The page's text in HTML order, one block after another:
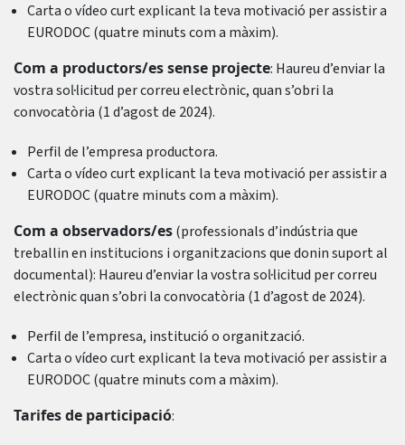
Carta o vídeo curt explicant la teva motivació per assistir a
EURODOC (quatre minuts com a màxim).
Com a productors/es sense projecte: Haureu d’enviar la
vostra sol·licitud per correu electrònic, quan s’obri la
convocatòria (1 d’agost de 2024).
Perfil de l’empresa productora.
Carta o vídeo curt explicant la teva motivació per assistir a
EURODOC (quatre minuts com a màxim).
Com a observadors/es(professionals d’indústria que
treballin en institucions i organitzacions que donin suport al
documental): Haureu d’enviar la vostra sol·licitud per correu
electrònic quan s’obri la convocatòria (1 d’agost de 2024).
Perfil de l’empresa, institució o organització.
Carta o vídeo curt explicant la teva motivació per assistir a
EURODOC (quatre minuts com a màxim).
Tarifes de participació: